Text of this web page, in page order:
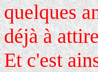
quelques
déjà à
Et c'est